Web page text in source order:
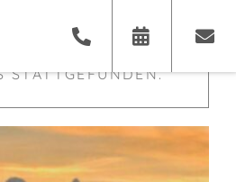
HAT
STATTGEFUNDEN.
×